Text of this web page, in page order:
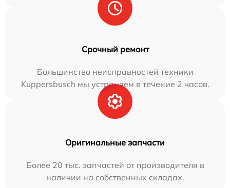
Срочный ремонт
Большинство неисправностей техники
Kuppersbusch мы устраняем в течение 2 часов.
Оригинальные запчасти
Более 20 тыс. запчастей от производителя в
наличии на собственных складах.